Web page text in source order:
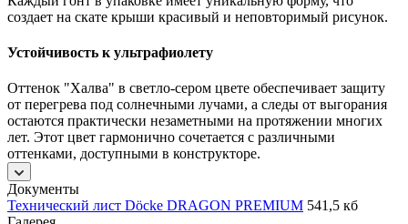
создает на скате крыши красивый и неповторимый рисунок.
Устойчивость к ультрафиолету
Оттенок "Халва" в светло-сером цвете обеспечивает защиту
от перегрева под солнечными лучами, а следы от выгорания
остаются практически незаметными на протяжении многих
лет. Этот цвет гармонично сочетается с различными
оттенками, доступными в конструкторе.
Документы
Технический лист Döcke DRAGON PREMIUM 541,5 кб